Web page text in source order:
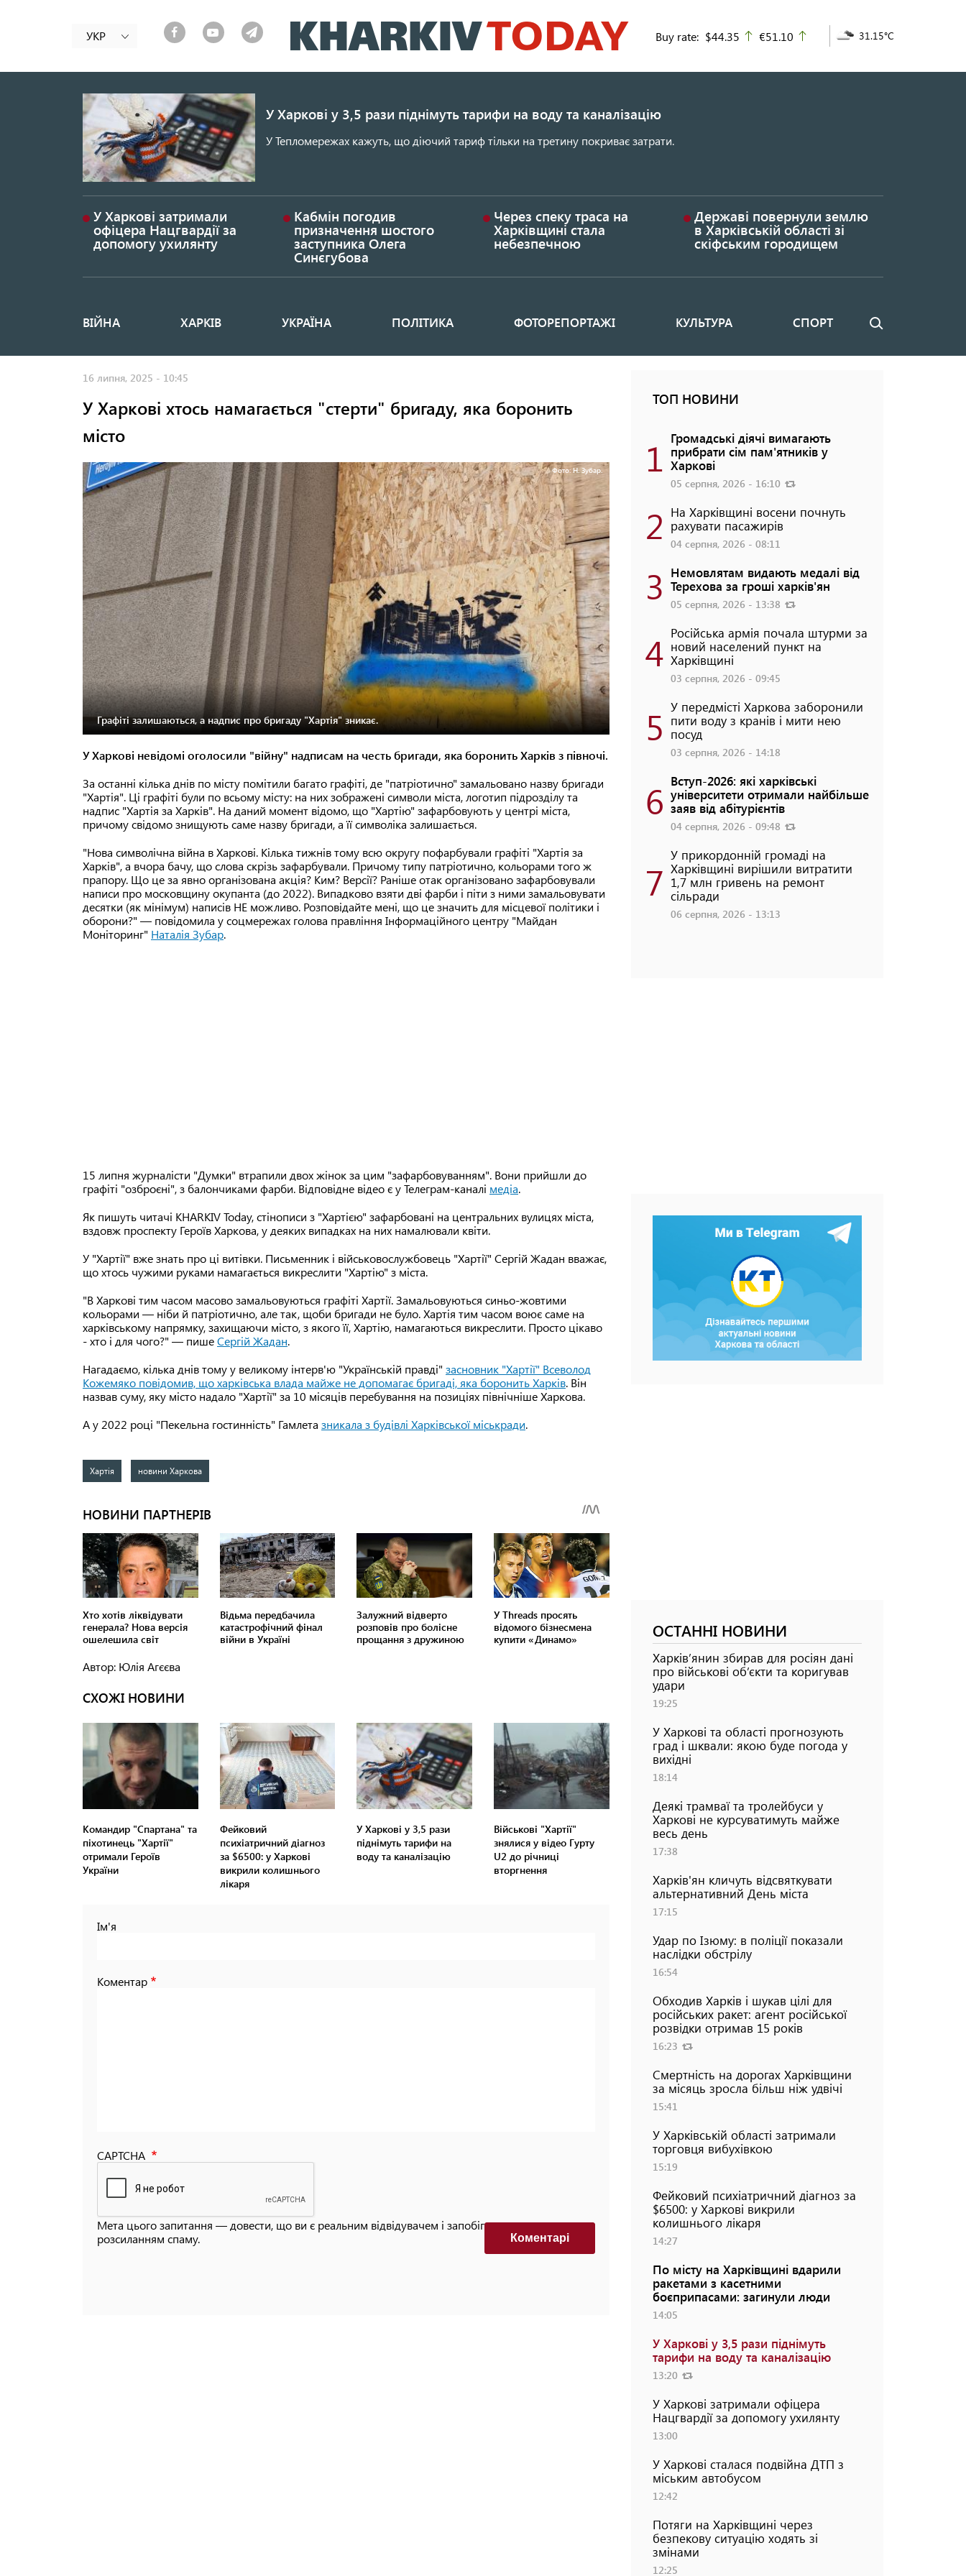
до
основного
УКР Buy rate: $44.35 up
€51.10 31.15°C
У Харкові у 3,5 рази піднімуть тарифи на воду та каналізацію
У Тепломережах кажуть, що діючий тариф тільки на третину покриває затрати.
У Харкові затримали
офіцера Нацгвардії за
допомогу ухилянту
Кабмін погодив
призначення шостого
заступника Олега
Синєгубова
Через спеку траса на
Харківщині стала
небезпечною
Державі повернули землю
в Харківській області зі
скіфським городищем
Основная
ВІЙНА ХАРКІВ УКРАЇНА ПОЛІТИКА ФОТОРЕПОРТАЖІ КУЛЬТУРА СПОРТ Пошук
16 липня, 2025 - 10:45
У Харкові хтось намагається "стерти" бригаду, яка боронить
місто
Фото: Н. Зубар.
Графіті залишаються, а надпис про бригаду "Хартія" зникає.
У Харкові невідомі оголосили "війну" надписам на честь бригади, яка боронить Харків з півночі.
За останні кілька днів по місту помітили багато графіті, де "патріотично" замальовано назву бригади
"Хартія". Ці графіті були по всьому місту: на них зображені символи міста, логотип підрозділу та
надпис "Хартія за Харків". На даний момент відомо, що "Хартію" зафарбовують у центрі міста,
причому свідомо знищують саме назву бригади, а її символіка залишається.
"Нова символічна війна в Харкові. Кілька тижнів тому всю округу пофарбували графіті "Хартія за
Харків", а вчора бачу, що слова скрізь зафарбували. Причому типу патріотично, кольорами того ж
прапору. Що це за явно організована акція? Ким? Версії? Раніше отак організовано зафарбовували
написи про московщину окупанта (до 2022). Випадково взяти дві фарби і піти з ними замальовувати
десятки (як мінімум) написів НЕ можливо. Розповідайте мені, що це значить для місцевої політики і
оборони?" — повідомила у соцмережах голова правління Інформаційного центру "Майдан
Моніторинг" Наталія Зубар.
15 липня журналісти "Думки" втрапили двох жінок за цим "зафарбовуванням". Вони прийшли до
графіті "озброєні", з балончиками фарби. Відповідне відео є у Телеграм-каналі медіа.
Як пишуть читачі KHARKIV Today, стінописи з "Хартією" зафарбовані на центральних вулицях міста,
вздовж проспекту Героїв Харкова, у деяких випадках на них намалювали квіти.
У "Хартії" вже знать про ці витівки. Письменник і військовослужбовець "Хартії" Сергій Жадан вважає,
що хтось чужими руками намагається викреслити "Хартію" з міста.
"В Харкові тим часом масово замальовуються графіті Хартії. Замальовуються синьо-жовтими
кольорами — ніби й патріотично, але так, щоби бригади не було. Хартія тим часом воює саме на
харківському напрямку, захищаючи місто, з якого її, Хартію, намагаються викреслити. Просто цікаво
- хто і для чого?" — пишеСергій Жадан.
Нагадаємо, кілька днів тому у великому інтерв'ю "Українській правді" засновник "Хартії" Всеволод
Кожемяко повідомив, що харківська влада майже не допомагає бригаді, яка боронить Харків. Він
назвав суму, яку місто надало "Хартії" за 10 місяців перебування на позиціях північніше Харкова.
А у 2022 році "Пекельна гостинність" Гамлета зникала з будівлі Харківської міськради.
Хартія новини Харкова
Автор: Юлія Агєєва
СХОЖІ НОВИНИ
Командир "Спартана" та
піхотинець "Хартії"
отримали Героїв
України
Фейковий
психіатричний діагноз
за $6500: у Харкові
викрили колишнього
лікаря
У Харкові у 3,5 рази
піднімуть тарифи на
воду та каналізацію
Військові "Хартії"
знялися у відео Гурту
U2 до річниці
вторгнення
Ім'я
Коментар
CAPTCHA
Мета цього запитання — довести, що ви є реальним відвідувачем і запобігти автоматизованим
розсиланням спаму.
Коментарi
ТОП НОВИНИ
1 Громадські діячі вимагають
прибрати сім пам'ятників у
Харкові
05 серпня, 2026 - 16:10
2 На Харківщині восени почнуть
рахувати пасажирів
04 серпня, 2026 - 08:11
3 Немовлятам видають медалі від
Терехова за гроші харків'ян
05 серпня, 2026 - 13:38
4 Російська армія почала штурми за
новий населений пункт на
Харківщині
03 серпня, 2026 - 09:45
5 У передмісті Харкова заборонили
пити воду з кранів і мити нею
посуд
03 серпня, 2026 - 14:18
6 Вступ-2026: які харківські
університети отримали найбільше
заяв від абітурієнтів
04 серпня, 2026 - 09:48
7
У прикордонній громаді на
Харківщині вирішили витратити
1,7 млн гривень на ремонт
сільради
06 серпня, 2026 - 13:13
ОСТАННІ НОВИНИ
Харків’янин збирав для росіян дані
про військові об’єкти та коригував
удари
19:25
У Харкові та області прогнозують
град і шквали: якою буде погода у
вихідні
18:14
Деякі трамваї та тролейбуси у
Харкові не курсуватимуть майже
весь день
17:38
Харків'ян кличуть відсвяткувати
альтернативний День міста
17:15
Удар по Ізюму: в поліції показали
наслідки обстрілу
16:54
Обходив Харків і шукав цілі для
російських ракет: агент російської
розвідки отримав 15 років
16:23
Смертність на дорогах Харківщини
за місяць зросла більш ніж удвічі
15:41
У Харківській області затримали
торговця вибухівкою
15:19
Фейковий психіатричний діагноз за
$6500: у Харкові викрили
колишнього лікаря
14:27
По місту на Харківщині вдарили
ракетами з касетними
боєприпасами: загинули люди
14:05
У Харкові у 3,5 рази піднімуть
тарифи на воду та каналізацію
13:20
У Харкові затримали офіцера
Нацгвардії за допомогу ухилянту
13:00
У Харкові сталася подвійна ДТП з
міським автобусом
12:42
Потяги на Харківщині через
безпекову ситуацію ходять зі
змінами
12:25